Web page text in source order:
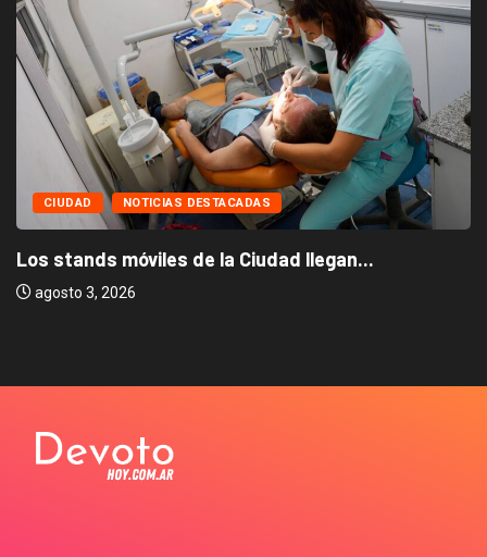
CIUDAD NOTICIAS DESTACADAS
Los stands móviles de la Ciudad llegan...
agosto 3, 2026